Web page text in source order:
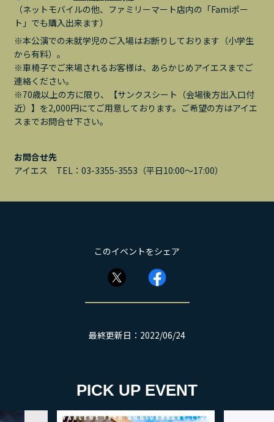
（ネットモバイルの他、ファミリーマート店内の「Famiポー
ト」でも購入出来ます）
※本公演での未就学児のご入場はお断りしております（小学生
から有料）。
※車椅子でご来場されるお客様は、あらかじめアイエスまでご
連絡ください。
※70歳以上の方に限り、【サンクスシート（会場後方出入口付
近）】を2,000円にてご用意しております。ご希望の方はアイエ
スまでお問合せ下さい。
お問合せ先
アイエス TEL：03-3355-3553（平日10:00～17:00）
このイベントをシェア
最終更新日：2022/06/24
PICK UP EVENT